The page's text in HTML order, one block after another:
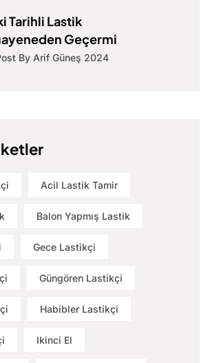
Tarihli Lastik
Geçermi
By Arif Güneş 2024
Acil Lastik Tamir
Balon Yapmış Lastik
Gece Lastikçi
Güngören Lastikçi
Habibler Lastikçi
Ikinci El